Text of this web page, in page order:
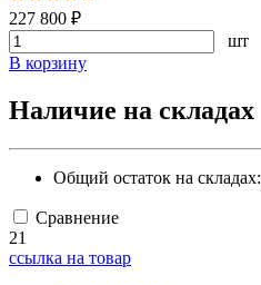
227 800 ₽
шт
В корзину
Наличие на складах
Общий остаток на складах:
Сравнение
21
ссылка на товар